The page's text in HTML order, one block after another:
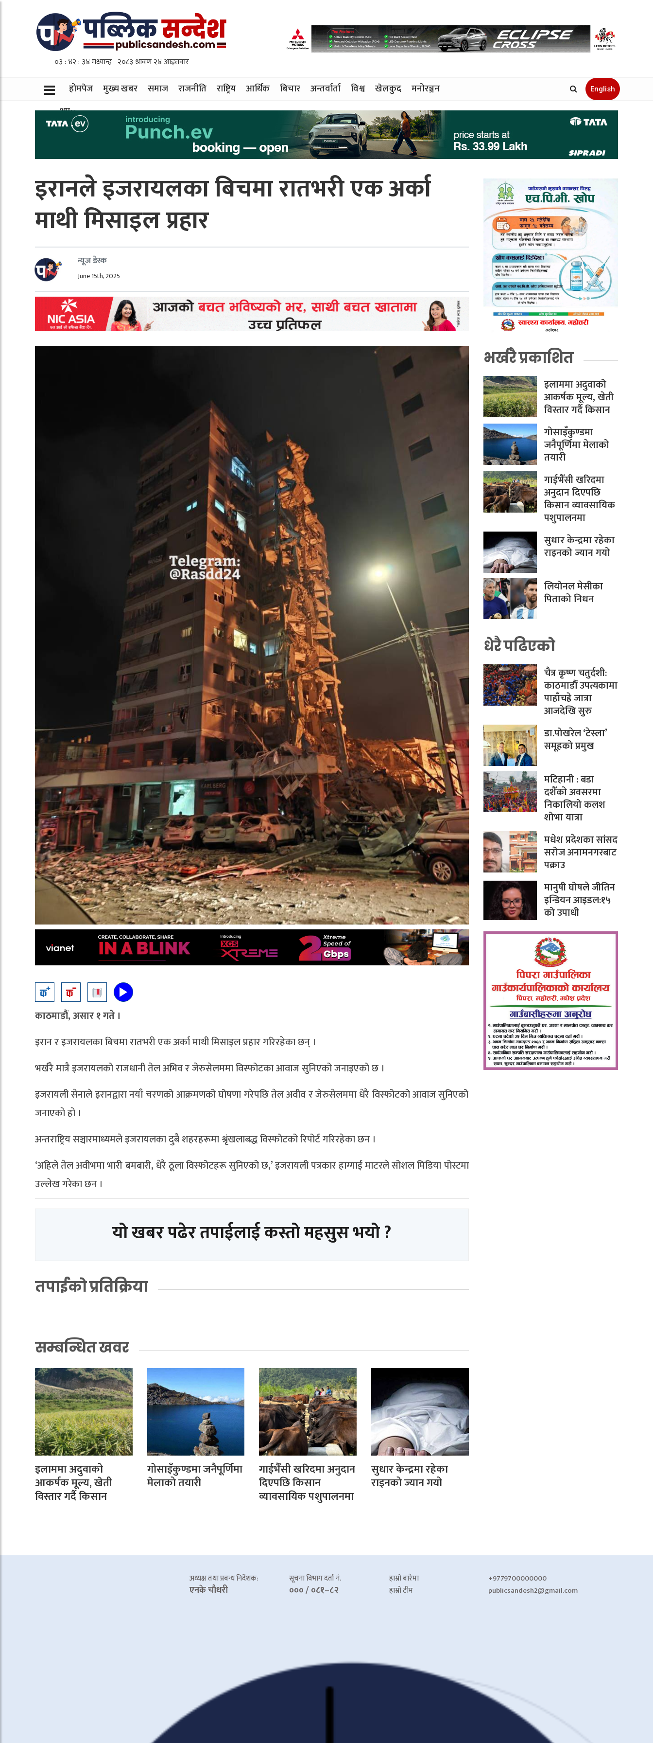
होमपेज मुख्य खबर समाज राजनीति राष्ट्रिय आर्थिक बिचार अन्तर्वार्ता विश्व खेलकुद
मनोरञ्जन
थप
English
इरानले इजरायलका बिचमा रातभरी एक अर्का
माथी मिसाइल प्रहार
न्यूज डेस्क
June 15th, 2025
काठमाडौं, असार १ गते ।
इरान र इजरायलका बिचमा रातभरी एक अर्का माथी मिसाइल प्रहार गरिरहेका छन् ।
भर्खरै मात्रै इजरायलको राजधानी तेल अभिव र जेरुसेलममा विस्फोटका आवाज सुनिएको जनाइएको छ ।
इजरायली सेनाले इरानद्वारा नयाँ चरणको आक्रमणको घोषणा गरेपछि तेल अवीव र जेरुसेलममा धेरै विस्फोटको आवाज सुनिएको
जनाएको हो ।
अन्तराष्ट्रिय सञ्चारमाध्यमले इजरायलका दुबै शहरहरूमा श्रृंखलाबद्ध विस्फोटको रिपोर्ट गरिरहेका छन ।
‘अहिले तेल अवीभमा भारी बमबारी, धेरै ठूला विस्फोटहरू सुनिएको छ,’ इजरायली पत्रकार हाग्गाई माटरले सोशल मिडिया पोस्टमा
उल्लेख गरेका छन ।
यो खबर पढेर तपाईलाई कस्तो महसुस भयो ?
तपाईको प्रतिक्रिया
सम्बन्धित खवर
इलाममा अदुवाको
आकर्षक मूल्य, खेती
विस्तार गर्दै किसान
गोसाइँकुण्डमा जनैपूर्णिमा
मेलाको तयारी
गाईभैँसी खरिदमा अनुदान
दिएपछि किसान
व्यावसायिक पशुपालनमा
सुधार केन्द्रमा रहेका
राइनको ज्यान गयो
भर्खरै प्रकाशित
इलाममा अदुवाको
आकर्षक मूल्य, खेती
विस्तार गर्दै किसान
गोसाइँकुण्डमा
जनैपूर्णिमा मेलाको
तयारी
गाईभैँसी खरिदमा
अनुदान दिएपछि
किसान व्यावसायिक
पशुपालनमा
सुधार केन्द्रमा रहेका
राइनको ज्यान गयो
लियोनल मेसीका
पिताको निधन
धेरै पढिएको
चैत्र कृष्ण चतुर्दशी:
काठमाडौँ उपत्यकामा
पाहाँचह्रे जात्रा
आजदेखि सुरु
डा.पोखरेल ‘टेस्ला’
समूहको प्रमुख
मटिहानी : बडा
दशैँको अवसरमा
निकालियो कलश
शोभा यात्रा
मधेश प्रदेशका सांसद
सरोज अनामनगरबाट
पक्राउ
मानुषी घोषले जीतिन
इन्डियन आइडल:१५
को उपाधी
अध्यक्ष तथा प्रबन्ध निर्देशक:
एनके चाैधरी
सूचना विभाग दर्ता नं.
००० / ०८१–८२
हाम्रो बारेमा
हाम्रो टीम
+9779700000000
publicsandesh2@gmail.com